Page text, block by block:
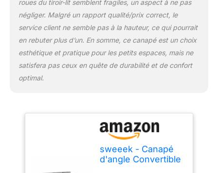
roues du tiroir-lit semblent fragiles, un aspect à ne pas
négliger. Malgré un rapport qualité/prix correct, le
service client ne semble pas à la hauteur, ce qui pourrait
en rebuter plus d’un. En somme, ce canapé est un choix
esthétique et pratique pour les petits espaces, mais ne
satisfera pas ceux en quête de durabilité et de confort
optimal.
sweeek - Canapé
d'angle Convertible